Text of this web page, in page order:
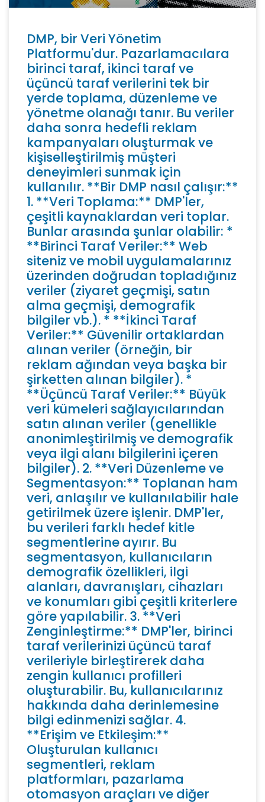
DMP, bir Veri Yönetim
Platformu'dur. Pazarlamacılara
birinci taraf, ikinci taraf ve
üçüncü taraf verilerini tek bir
yerde toplama, düzenleme ve
yönetme olanağı tanır. Bu veriler
daha sonra hedefli reklam
kampanyaları oluşturmak ve
kişiselleştirilmiş müşteri
deneyimleri sunmak için
kullanılır. **Bir DMP nasıl çalışır:**
1. **Veri Toplama:** DMP'ler,
çeşitli kaynaklardan veri toplar.
Bunlar arasında şunlar olabilir: *
**Birinci Taraf Veriler:** Web
siteniz ve mobil uygulamalarınız
üzerinden doğrudan topladığınız
veriler (ziyaret geçmişi, satın
alma geçmişi, demografik
bilgiler vb.). * **İkinci Taraf
Veriler:** Güvenilir ortaklardan
alınan veriler (örneğin, bir
reklam ağından veya başka bir
şirketten alınan bilgiler). *
**Üçüncü Taraf Veriler:** Büyük
veri kümeleri sağlayıcılarından
satın alınan veriler (genellikle
anonimleştirilmiş ve demografik
veya ilgi alanı bilgilerini içeren
bilgiler). 2. **Veri Düzenleme ve
Segmentasyon:** Toplanan ham
veri, anlaşılır ve kullanılabilir hale
getirilmek üzere işlenir. DMP'ler,
bu verileri farklı hedef kitle
segmentlerine ayırır. Bu
segmentasyon, kullanıcıların
demografik özellikleri, ilgi
alanları, davranışları, cihazları
ve konumları gibi çeşitli kriterlere
göre yapılabilir. 3. **Veri
Zenginleştirme:** DMP'ler, birinci
taraf verilerinizi üçüncü taraf
verileriyle birleştirerek daha
zengin kullanıcı profilleri
oluşturabilir. Bu, kullanıcılarınız
hakkında daha derinlemesine
bilgi edinmenizi sağlar. 4.
**Erişim ve Etkileşim:**
Oluşturulan kullanıcı
segmentleri, reklam
platformları, pazarlama
otomasyon araçları ve diğer